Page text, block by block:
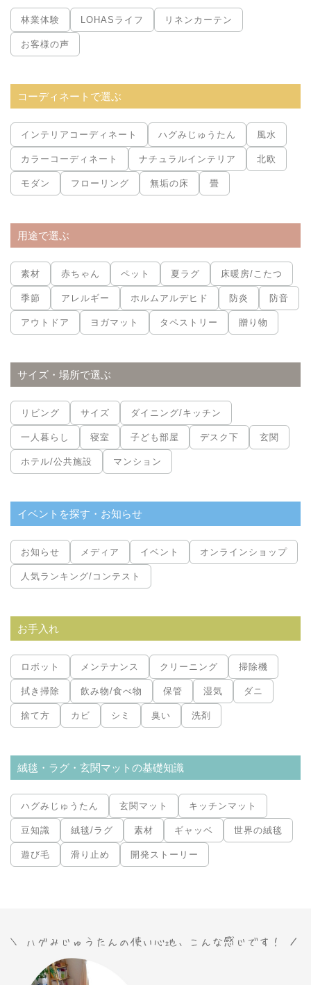
林業体験 LOHASライフ リネンカーテン
お客様の声
コーディネートで選ぶ
インテリアコーディネート ハグみじゅうたん 風水
カラーコーディネート ナチュラルインテリア 北欧
モダン フローリング 無垢の床 畳
用途で選ぶ
素材 赤ちゃん ペット 夏ラグ 床暖房/こたつ
季節 アレルギー ホルムアルデヒド 防炎 防音
アウトドア ヨガマット タペストリー 贈り物
サイズ・場所で選ぶ
リビング サイズ ダイニング/キッチン
一人暮らし 寝室 子ども部屋 デスク下 玄関
ホテル/公共施設 マンション
イベントを探す・お知らせ
お知らせ メディア イベント オンラインショップ
人気ランキング/コンテスト
お手入れ
ロボット メンテナンス クリーニング 掃除機
拭き掃除 飲み物/食べ物 保管 湿気 ダニ
捨て方 カビ シミ 臭い 洗剤
絨毯・ラグ・玄関マットの基礎知識
ハグみじゅうたん 玄関マット キッチンマット
豆知識 絨毯/ラグ 素材 ギャッベ 世界の絨毯
遊び毛 滑り止め 開発ストーリー